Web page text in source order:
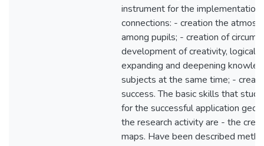
instrument for the implementation
connections: - creation the
among pupils; - creation of
development of creativity, logical
expanding and deepening
subjects at the same time; -
success. The basic skills that
for the successful application
the research activity are - the
maps. Have been described